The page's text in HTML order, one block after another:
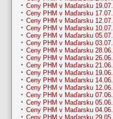
Ceny PHM v Maďarsku 19.07.
Ceny PHM v Maďarsku 17.07.
Ceny PHM v Maďarsku 12.07.
Ceny PHM v Maďarsku 10.07.
Ceny PHM v Maďarsku 05.07.
Ceny PHM v Maďarsku 03.07.
Ceny PHM v Maďarsku 28.06.
Ceny PHM v Maďarsku 26.06.
Ceny PHM v Maďarsku 21.06.
Ceny PHM v Maďarsku 19.06.
Ceny PHM v Maďarsku 14.06.
Ceny PHM v Maďarsku 12.06.
Ceny PHM v Maďarsku 07.06.
Ceny PHM v Maďarsku 05.06.
Ceny PHM v Maďarsku 04.06.
Ceny PHM v Maďarsku 29.05.